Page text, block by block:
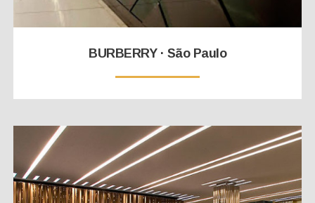
BURBERRY · São Paulo